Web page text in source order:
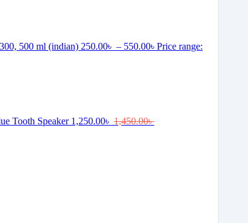
500 ml (indian) 250.00৳ – 550.00৳ Price range:
Tooth Speaker 1,250.00৳ 1,450.00৳